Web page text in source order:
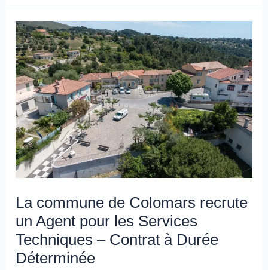
La commune de Colomars recrute
un Agent pour les Services
Techniques – Contrat à Durée
Déterminée
La
commune
de
Colomars
recrute
un
Agent
pour
les
Services
Techniques
–
Contrat
à
Durée